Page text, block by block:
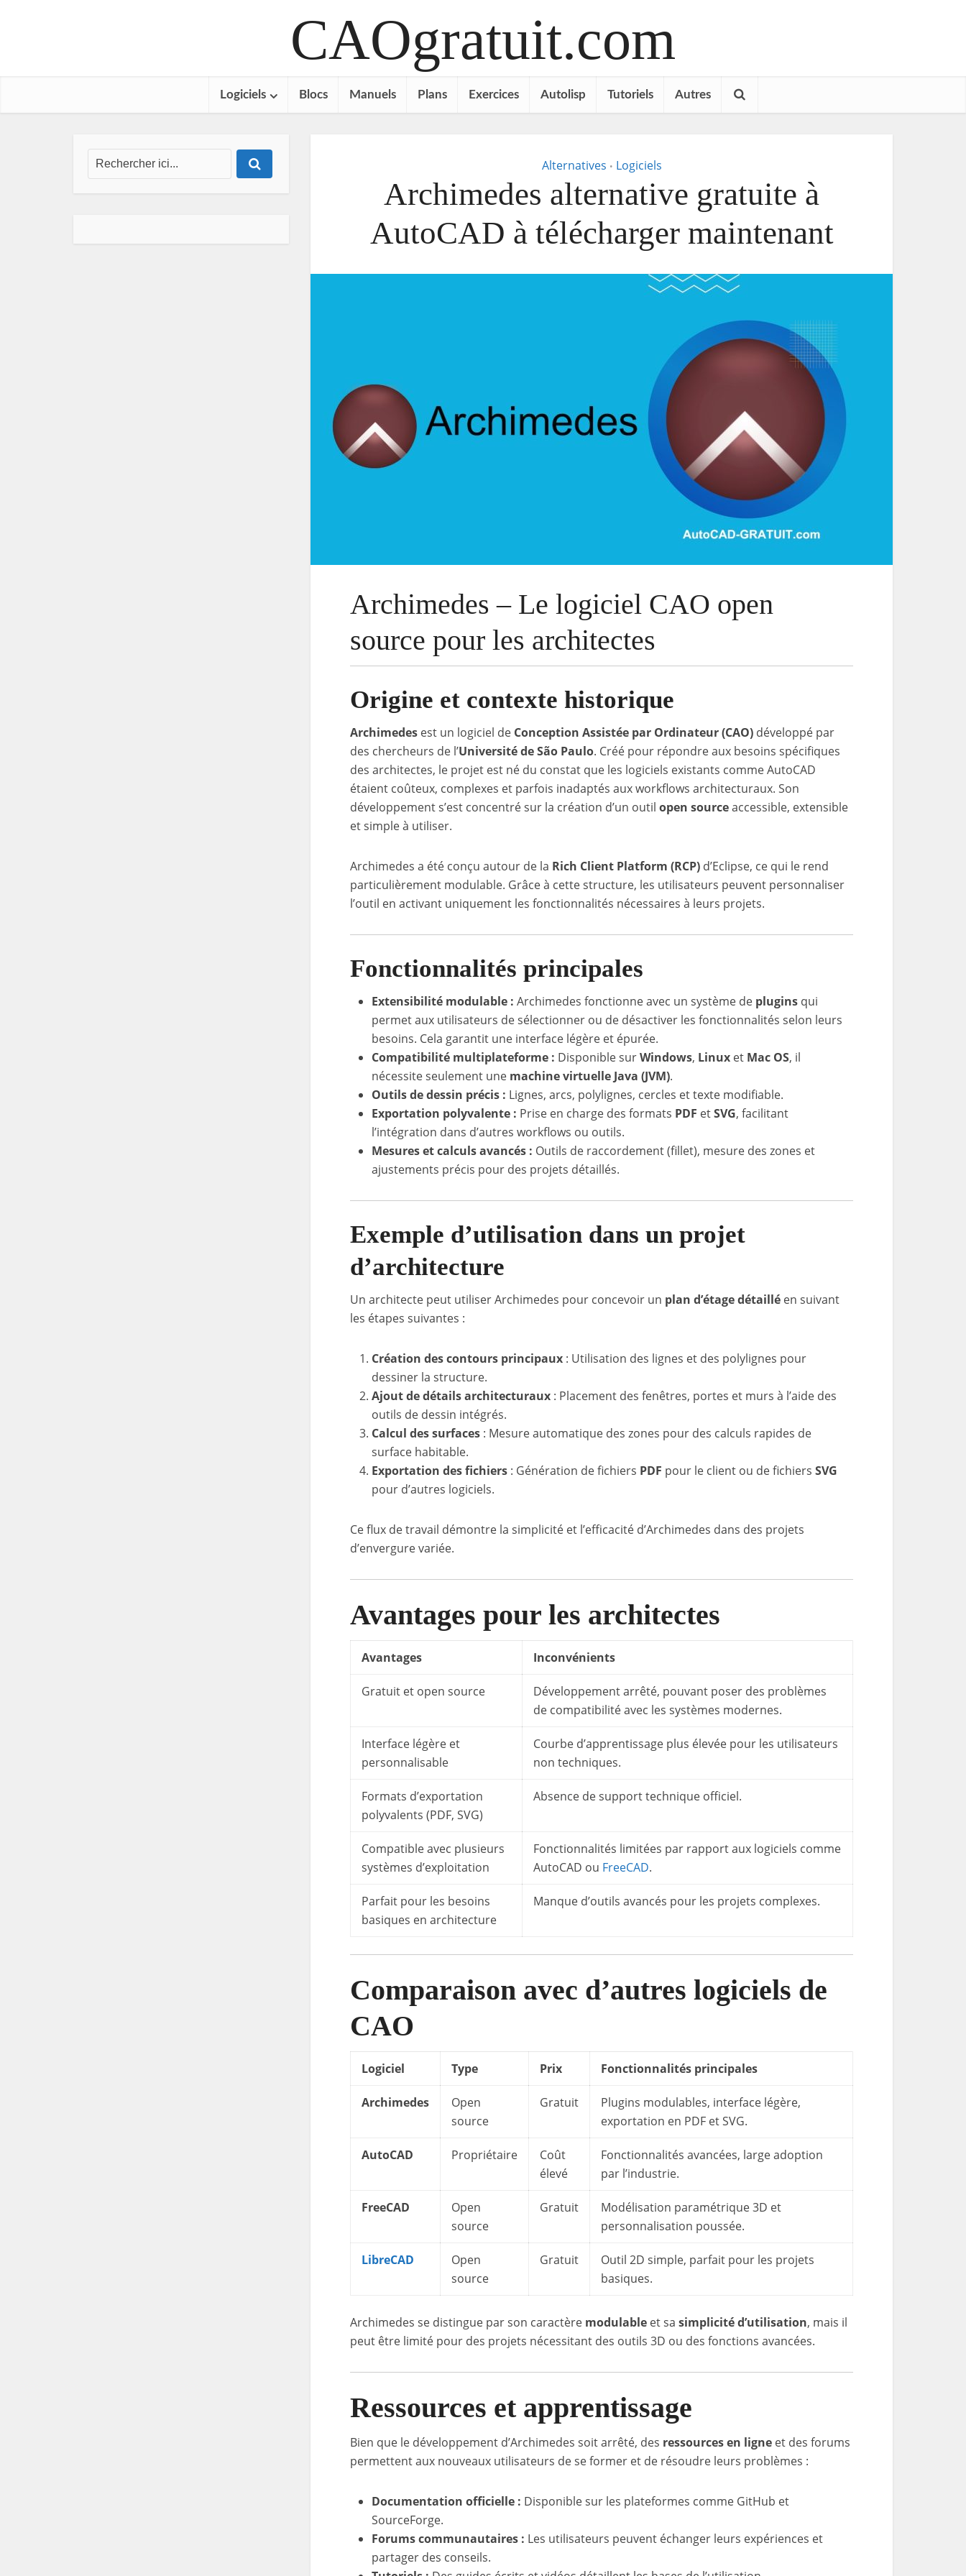
CAOgratuit.com
Logiciels Blocs Manuels Plans Exercices Autolisp Tutoriels Autres
Alternatives • Logiciels
Archimedes alternative gratuite à
AutoCAD à télécharger maintenant
Archimedes – Le logiciel CAO open
source pour les architectes
Origine et contexte historique
Archimedes est un logiciel de Conception Assistée par Ordinateur (CAO) développé par
des chercheurs de l’Université de São Paulo. Créé pour répondre aux besoins spécifiques
des architectes, le projet est né du constat que les logiciels existants comme AutoCAD
étaient coûteux, complexes et parfois inadaptés aux workflows architecturaux. Son
développement s’est concentré sur la création d’un outil open sourceaccessible, extensible
et simple à utiliser.
Archimedes a été conçu autour de la Rich Client Platform (RCP) d’Eclipse, ce qui le rend
particulièrement modulable. Grâce à cette structure, les utilisateurs peuvent personnaliser
l’outil en activant uniquement les fonctionnalités nécessaires à leurs projets.
Fonctionnalités principales
Extensibilité modulable : Archimedes fonctionne avec un système de plugins qui
permet aux utilisateurs de sélectionner ou de désactiver les fonctionnalités selon leurs
besoins. Cela garantit une interface légère et épurée.
Compatibilité multiplateforme : Disponible surWindows, Linux et Mac OS, il
nécessite seulement une machine virtuelle Java (JVM).
Outils de dessin précis : Lignes, arcs, polylignes, cercles et texte modifiable.
Exportation polyvalente : Prise en charge des formats PDF etSVG, facilitant
l’intégration dans d’autres workflows ou outils.
Mesures et calculs avancés : Outils de raccordement (fillet), mesure des zones et
ajustements précis pour des projets détaillés.
Exemple d’utilisation dans un projet
d’architecture
Un architecte peut utiliser Archimedes pour concevoir un plan d’étage détaillé en suivant
les étapes suivantes :
Création des contours principaux : Utilisation des lignes et des polylignes pour
dessiner la structure.
Ajout de détails architecturaux : Placement des fenêtres, portes et murs à l’aide des
outils de dessin intégrés.
Calcul des surfaces : Mesure automatique des zones pour des calculs rapides de
surface habitable.
Exportation des fichiers : Génération de fichiers PDF pour le client ou de fichiers SVG
pour d’autres logiciels.
Ce flux de travail démontre la simplicité et l’efficacité d’Archimedes dans des projets
d’envergure variée.
Avantages pour les architectes
Avantages Inconvénients
Gratuit et open source
Développement arrêté, pouvant poser des problèmes
de compatibilité avec les systèmes modernes.
Interface légère et
personnalisable
Courbe d’apprentissage plus élevée pour les utilisateurs
non techniques.
Formats d’exportation
polyvalents (PDF, SVG)
Absence de support technique officiel.
Compatible avec plusieurs
systèmes d’exploitation
Fonctionnalités limitées par rapport aux logiciels comme
AutoCAD ou FreeCAD.
Parfait pour les besoins
basiques en architecture
Manque d’outils avancés pour les projets complexes.
Comparaison avec d’autres logiciels de
CAO
Logiciel Type Prix Fonctionnalités principales
Archimedes
Open
source
Gratuit
Plugins modulables, interface légère,
exportation en PDF et SVG.
AutoCAD Propriétaire
Coût
élevé
Fonctionnalités avancées, large adoption
par l’industrie.
FreeCAD
Open
source
Gratuit
Modélisation paramétrique 3D et
personnalisation poussée.
LibreCAD
Open
source
Gratuit
Outil 2D simple, parfait pour les projets
basiques.
Archimedes se distingue par son caractère modulable et sa simplicité d’utilisation, mais il
peut être limité pour des projets nécessitant des outils 3D ou des fonctions avancées.
Ressources et apprentissage
Bien que le développement d’Archimedes soit arrêté, des ressources en ligne et des forums
permettent aux nouveaux utilisateurs de se former et de résoudre leurs problèmes :
Documentation officielle : Disponible sur les plateformes comme GitHub et
SourceForge.
Forums communautaires : Les utilisateurs peuvent échanger leurs expériences et
partager des conseils.